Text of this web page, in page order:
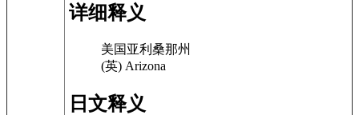
详细释义
美国亚利桑那州
(英) Arizona
日文释义